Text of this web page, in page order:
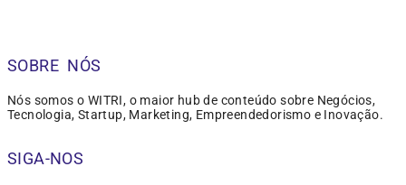
SOBRE NÓS
Nós somos o WITRI, o maior hub de conteúdo sobre Negócios,
Tecnologia, Startup, Marketing, Empreendedorismo e Inovação.
SIGA-NOS